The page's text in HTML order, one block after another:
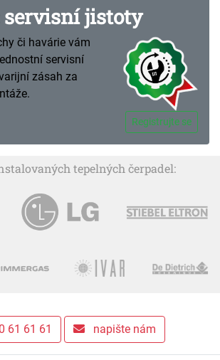
servisní jistoty
či havárie vám
servisní
zásah za
Registrujte se
tepelných čerpadel:
61 61 61 napište nám